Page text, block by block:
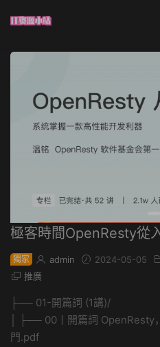
極客時間OpenResty從
獨家 admin 2024-05-05
推廣
├── 01-開篇詞 (1講)/
│ ├── 00丨開篇詞 OpenResty
門.pdf